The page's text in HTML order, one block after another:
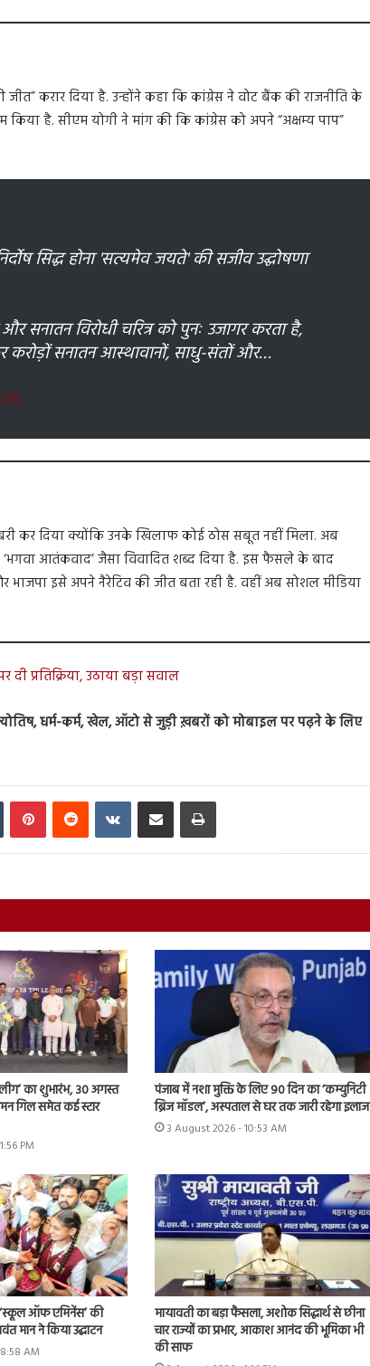
करार दिया है. उन्होंने कहा कि कांग्रेस ने वोट बैंक की राजनीति के
है. सीएम योगी ने मांग की कि कांग्रेस को अपने “अक्षम्य पाप”
सिद्ध होना 'सत्यमेव जयते' की सजीव उद्घोषणा
सनातन विरोधी चरित्र को पुनः उजागर करता है,
सनातन आस्थावानों, साधु-संतों और…
कर दिया क्योंकि उनके खिलाफ कोई ठोस सबूत नहीं मिला. अब
आतंकवाद’ जैसा विवादित शब्द दिया है. इस फैसले के बाद
भाजपा इसे अपने नैरेटिव की जीत बता रही है. वहीं अब सोशल मीडिया
प्रतिक्रिया, उठाया बड़ा सवाल
धर्म-कर्म, खेल, ऑटो से जुड़ी ख़बरों को मोबाइल पर पढ़ने के लिए
Tumblr PinterestReddit VKontakteShare via Email Print
का शुभारंभ, 30 अगस्त
गिल समेत कई स्टार
PM
पंजाब में नशा मुक्ति के लिए 90 दिन का ‘कम्युनिटी
ब्रिज मॉडल’, अस्पताल से घर तक जारी रहेगा इलाज
3 August 2026 - 10:53 AM
ऑफ एमिनेंस’ की
मान ने किया उद्घाटन
AM
मायावती का बड़ा फैसला, अशोक सिद्धार्थ से छीना
चार राज्यों का प्रभार, आकाश आनंद की भूमिका भी
की साफ